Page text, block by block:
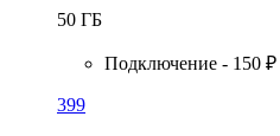
50 ГБ
Подключение - 150 ₽
399